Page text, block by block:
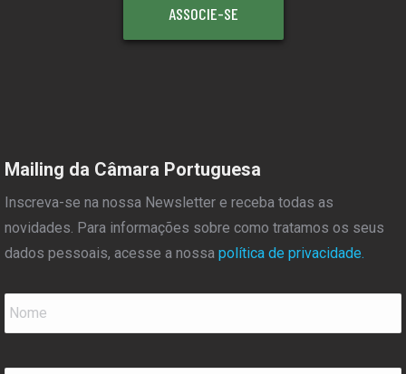
ASSOCIE-SE
Mailing da Câmara Portuguesa
Inscreva-se na nossa Newsletter e receba todas as
novidades. Para informações sobre como tratamos os seus
dados pessoais, acesse a nossa política de privacidade.
Nome *
Email *